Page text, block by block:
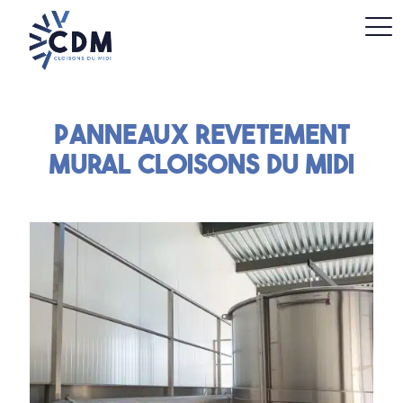
Panneaux revEtement
mural Cloisons du Midi